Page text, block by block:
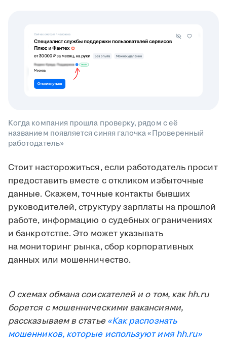
Когда компания прошла проверку, рядом с её
названием появляется синяя галочка «Проверенный
работодатель»
Стоит насторожиться, если работодатель просит
предоставить вместе с откликом избыточные
данные. Скажем, точные контакты бывших
руководителей, структуру зарплаты на прошлой
работе, информацию о судебных ограничениях
и банкротстве. Это может указывать
на мониторинг рынка, сбор корпоративных
данных или мошенничество.
О схемах обмана соискателей и о том, как hh.ru
борется с мошенническими вакансиями,
рассказываем в статье«Как распознать
мошенников, которые используют имя hh.ru»